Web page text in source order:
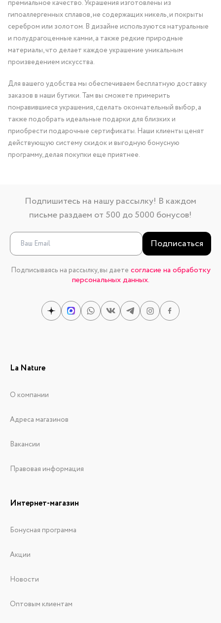
премиальное качество. Украшения изготовлены из
гипоаллергенных сплавов, не содержащих никель, и покрыты
серебром или золотом. В дизайне используются натуральные
и полудрагоценные камни, а также редкие природные
материалы, что делает каждое украшение уникальным
произведением искусства.
Для вашего удобства мы обеспечиваем бесплатную доставку
заказов в наши бутики. Там вы сможете примерить
понравившиеся украшения, сделать окончательный выбор, а
также подобрать идеальные подарки для близких и
приобрести подарочные сертификаты. Наши клиенты ценят
действующую систему скидок и выгодную бонусную
программу, делая покупки еще приятнее.
Подпишитесь на нашу рассылку! В каждом
письме раздаем от 500 до 5000 бонусов!
Подписаться
Подписываясь на рассылку, вы даете согласие на обработку
персональных данных.
La Nature
О компании
Адреса магазинов
Вакансии
Правовая информация
Интернет-магазин
Бонусная программа
Акции
Новости
Оптовым клиентам